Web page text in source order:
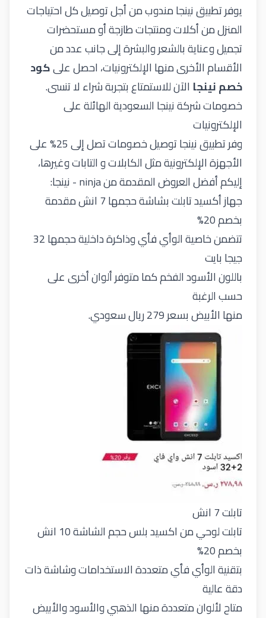
يوفر تطبيق نينجا مندوب من أجل توصيل كل احتياجات
المنزل من أكلات ومنتجات طازجة أو مستحضرات
تجميل وعناية بالشعر والبشرة إلى جانب عدد من
الأقسام الأخرى منها الإلكترونيات، احصل علىكود
خصم نينجا الآن للاستمتاع بتجربة شراء لا تنسى.
خصومات شركة نينجا السعودية الهائلة على
الإلكترونيات
وفر تطبيق نينجا توصيل خصومات تصل إلى 25% على
الأجهزة الإلكترونية مثل الكابلات و التابات وغيرها،
إليكم أفضل العروض المقدمة من ninja - نينجا:
جهاز أكسيد تابلت بشاشة حجمها 7 انش مقدمة
بخصم 20%
تتضمن خاصية الوأي فأي وذاكرة داخلية حجمها 32
جيجا بايت
باللون الأسود الفخم كما متوفر ألوان أخرى على
حسب الرغبة
منها الأبيض بسعر 279 ريال سعودي.
تابلت 7 انش
تابلت لوحي من اكسيد بلس حجم الشاشة 10 انش
بخصم 20%
بتقنية الوأي فأي متعددة الاستخدامات وشاشة ذات
دقة عالية
متاح لألوان متعددة منها الذهبي والأسود والأبيض